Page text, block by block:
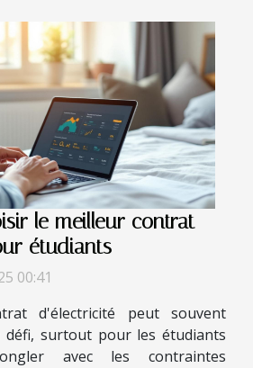
le meilleur contrat
étudiants
00:41
d'électricité peut souvent
surtout pour les étudiants
avec les contraintes